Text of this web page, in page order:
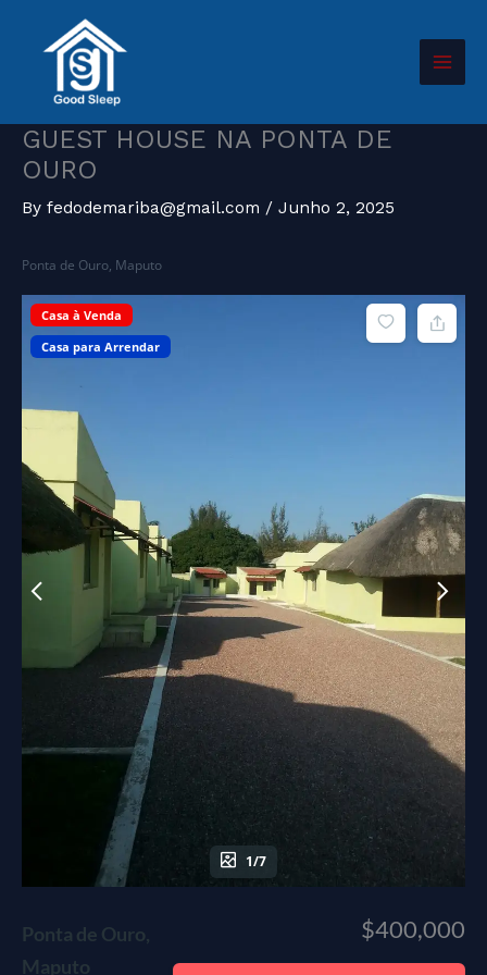
GUEST HOUSE NA PONTA DE
OURO
By fedodemariba@gmail.com / Junho 2, 2025
Ponta de Ouro, Maputo
Casa à Venda
Casa para Arrendar
1/7
Ponta de Ouro,
Maputo
$400,000